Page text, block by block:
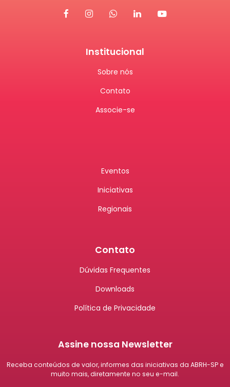
Institucional
Sobre nós
Contato
Associe-se
Eventos
Iniciativas
Regionais
Contato
Dúvidas Frequentes
Downloads
Política de Privacidade
Assine nossa Newsletter
Receba conteúdos de valor, informes das iniciativas da ABRH-SP e
muito mais, diretamente no seu e-mail.